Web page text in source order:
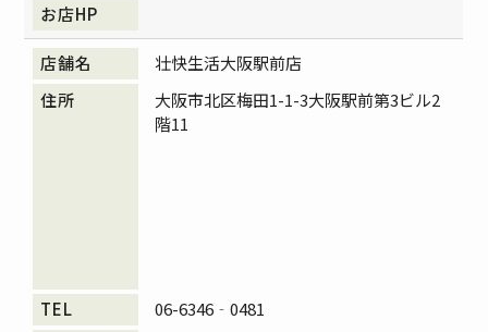
壮快生活大阪駅前店
大阪市北区梅田1-1-3大阪駅前第3ビル2
階11
06-6346‐0481